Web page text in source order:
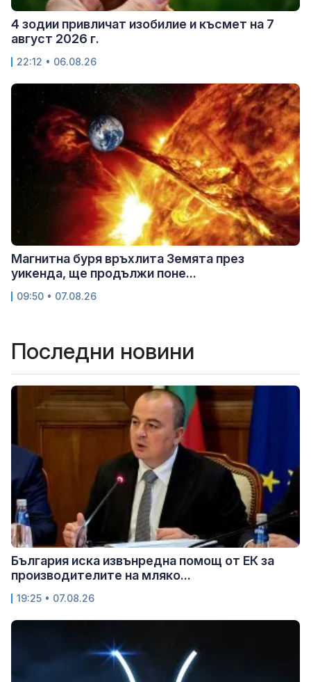
4 зодии привличат изобилие и късмет на 7
август 2026 г.
22:12 • 06.08.26
Магнитна буря връхлита Земята през
уикенда, ще продължи поне...
09:50 • 07.08.26
Последни новини
България иска извънредна помощ от ЕК за
производителите на мляко...
19:25 • 07.08.26